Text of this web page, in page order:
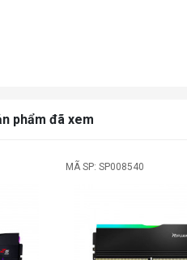
phẩm đã xem
MÃ SP: SP008540